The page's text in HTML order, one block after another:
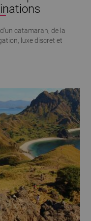
uns des plus beaux
autant que
des paysages
avis L'une des
puisse vivre en
Raja Ampat est
de plongée au
mais que nous
de l'Indonésie ou
à BaliNous la
de tranquillité.
votre séjour
séduit par ses paysages
paisible.Notre avis
éviter les endroits
la plus surprenanteNous
Vous êtes
un voyage hors du
catamaran, de la
luxe discret et